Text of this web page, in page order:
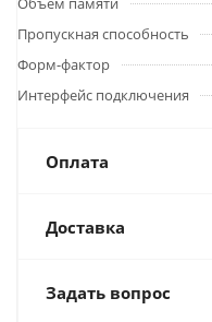
Пропускная способность
Форм-фактор
Интерфейс подключения
Оплата
Доставка
Задать вопрос